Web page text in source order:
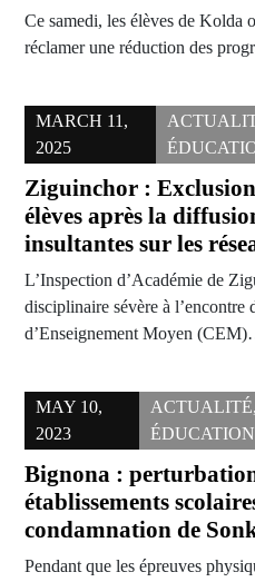
Ce samedi, les élèves de Kolda
réclamer une réduction des
MARCH 11,
2025
Ziguinchor :
élèves après la
insultantes sur les
L’Inspection d’Académie de
disciplinaire sévère à l’encontre
d’Enseignement Moyen
MAY 10,
2023
ACTUALITÉ,
ÉDUCATION
Bignona :
établissements
condamnation de
Pendant que les épreuves